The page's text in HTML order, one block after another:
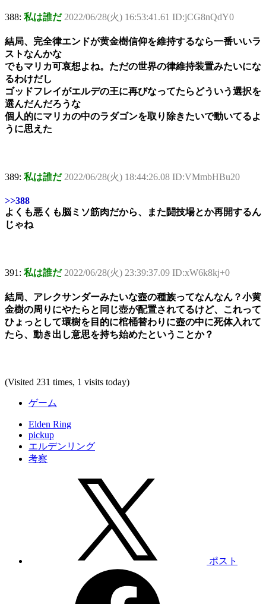
388: 私は誰だ 2022/06/28(火) 16:53:41.61 ID:jCG8nQdY0
結局、完全律エンドが黄金樹信仰を維持するなら一番いいラ
ストなんかな
でもマリカ可哀想よね。ただの世界の律維持装置みたいにな
るわけだし
ゴッドフレイがエルデの王に再びなってたらどういう選択を
選んだんだろうな
個人的にマリカの中のラダゴンを取り除きたいで動いてるよ
うに思えた
389: 私は誰だ 2022/06/28(火) 18:44:26.08 ID:VMmbHBu20
>>388
よくも悪くも脳ミソ筋肉だから、また闘技場とか再開するん
じゃね
391: 私は誰だ 2022/06/28(火) 23:39:37.09 ID:xW6k8kj+0
結局、アレクサンダーみたいな壺の種族ってなんなん？小黄
金樹の周りにやたらと同じ壺が配置されてるけど、これって
ひょっとして環樹を目的に棺桶替わりに壺の中に死体入れて
たら、動き出し意思を持ち始めたということか？
(Visited 231 times, 1 visits today)
ゲーム
Elden Ring
pickup
エルデンリング
考察
ポスト